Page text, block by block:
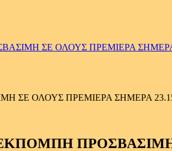
ΣΕ ΟΛΟΥΣ ΠΡΕΜΙΕΡΑ ΣΗΜΕΡΑ
ΟΛΟΥΣ ΠΡΕΜΙΕΡΑ ΣΗΜΕΡΑ 23.15